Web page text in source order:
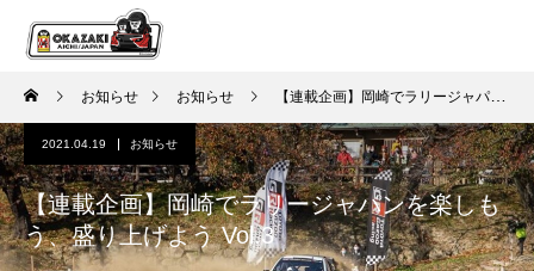
お知らせ お知らせ 【連載企画】岡崎でラリージャパンを楽しもう、盛り上げよう Vol.3
2021.04.19 お知らせ
【連載企画】岡崎でラリージャパンを楽しも
う、盛り上げよう Vol.3